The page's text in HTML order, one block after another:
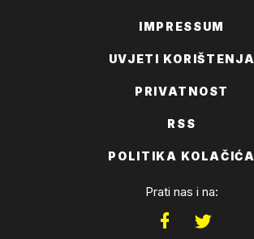
IMPRESSUM
UVJETI KORIŠTENJA
PRIVATNOST
RSS
POLITIKA KOLAČIĆA
Prati nas i na: